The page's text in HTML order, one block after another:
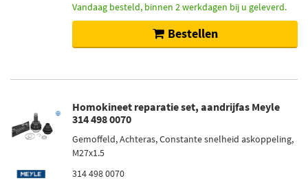
Vandaag besteld, binnen 2 werkdagen bij u geleverd.
Bestellen
Homokineet reparatie set, aandrijfas Meyle
314 498 0070
Gemoffeld, Achteras, Constante snelheid askoppeling,
M27x1.5
314 498 0070